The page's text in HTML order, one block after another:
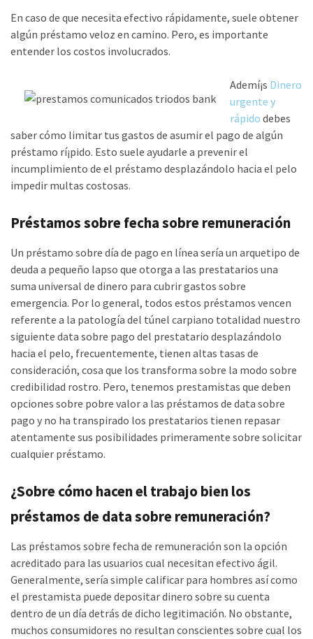
En caso de que necesita efectivo rápidamente, suele obtener
algún préstamo veloz en camino. Pero, es importante
entender los costos involucrados.
Ademí¡s Dinero
urgente y
rápido debes
saber cómo limitar tus gastos de asumir el pago de algún
préstamo rí¡pido. Esto suele ayudarle a prevenir el
incumplimiento de el préstamo desplazándolo hacia el pelo
impedir multas costosas.
Préstamos sobre fecha sobre remuneración
Un préstamo sobre día de pago en línea serí­a un arquetipo de
deuda a pequeño lapso que otorga a las prestatarios una
suma universal de dinero para cubrir gastos sobre
emergencia. Por lo general, todos estos préstamos vencen
referente a la patologí­a del túnel carpiano totalidad nuestro
siguiente data sobre pago del prestatario desplazándolo
hacia el pelo, frecuentemente, tienen altas tasas de
consideración, cosa que los transforma sobre la modo sobre
credibilidad rostro. Pero, tenemos prestamistas que deben
opciones sobre pobre valor a las préstamos de data sobre
pago y no ha transpirado los prestatarios tienen repasar
atentamente sus posibilidades primeramente sobre solicitar
cualquier préstamo.
¿Sobre cómo hacen el trabajo bien los
préstamos de data sobre remuneración?
Las préstamos sobre fecha de remuneración son la opción
acreditado para las usuarios cual necesitan efectivo ágil.
Generalmente, serí­a simple calificar para hombres así­ como
el prestamista puede depositar dinero sobre su cuenta
dentro de un día detrás de dicho legitimación. No obstante,
muchos consumidores no resultan conscientes sobre cual los